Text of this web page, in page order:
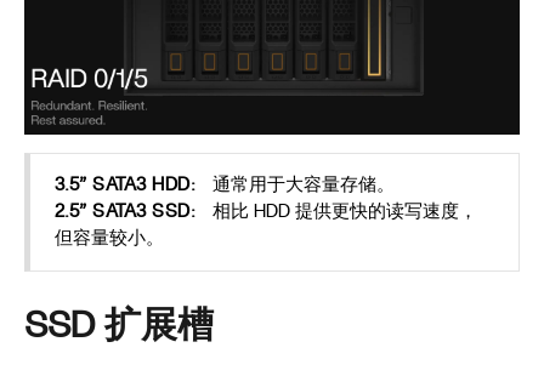
3.5” SATA3 HDD:
通常用于大容量存储。
2.5” SATA3 SSD:
相比 HDD 提供更快的读写速度，
但容量较小。
SSD 扩展槽